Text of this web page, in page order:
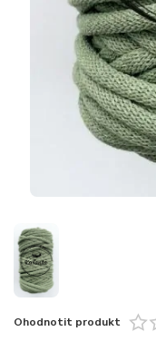
Ohodnotit produkt